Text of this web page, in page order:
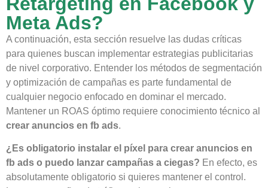
Meta Ads?
A continuación, esta sección resuelve las dudas críticas
para quienes buscan implementar estrategias publicitarias
de nivel corporativo. Entender los métodos de segmentación
y optimización de campañas es parte fundamental de
cualquier negocio enfocado en dominar el mercado.
Mantener un ROAS óptimo requiere conocimiento técnico al
crear anuncios en fb ads.
¿Es obligatorio instalar el píxel para crear anuncios en
fb ads o puedo lanzar campañas a ciegas? En efecto, es
absolutamente obligatorio si quieres mantener el control.